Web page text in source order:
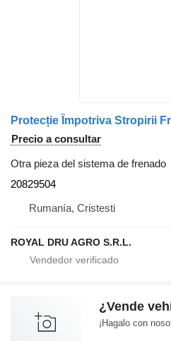
Precio a consultar
Otra pieza del sistema de frenado
20829504
Rumanía, Cristesti
ROYAL DRU AGRO S.R.L.
¿Vende
¡Hagalo con